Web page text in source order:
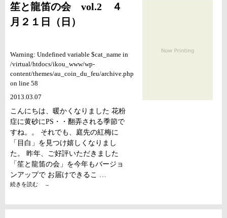
笙と龍笛の会 vol.2 ４
月２１日（日）
Warning: Undefined variable $cat_name in
/virtual/htdocs/ikou_www/wp-
content/themes/au_coin_du_feu/archive.php
on line 58
2013.03.07
こんにちは、暖かくなりました 花粉
症に黄砂にPS・・翻弄される季節で
すね。。 それでも、庭先の紅梅に
「目白」を見つけ嬉しくなりまし
た。 昨年、ご好評いただきました
「笙と龍笛の会」を今年もバージョ
ンアップで お届けできるこ …
続きを読む →